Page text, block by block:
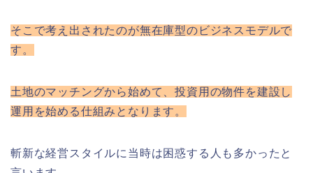
そこで考え出されたのが無在庫型のビジネスモデルで
す。
土地のマッチングから始めて、投資用の物件を建設し
運用を始める仕組みとなります。
斬新な経営スタイルに当時は困惑する人も多かったと